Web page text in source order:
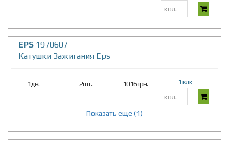
EPS 1970607
Катушки Зажигания Eps
1дн. 2шт. 1016 грн. 1 клік
Показать еще (1)